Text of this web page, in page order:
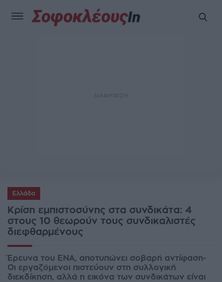
Ελλάδα
Κρίση εμπιστοσύνης στα συνδικάτα: 4
στους 10 θεωρούν τους συνδικαλιστές
διεφθαρμένους
Έρευνα του ΕΝΑ, αποτυπώνει σοβαρή αντίφαση-
Οι εργαζόμενοι πιστεύουν στη συλλογική
διεκδίκηση, αλλά η εικόνα των συνδικάτων είναι